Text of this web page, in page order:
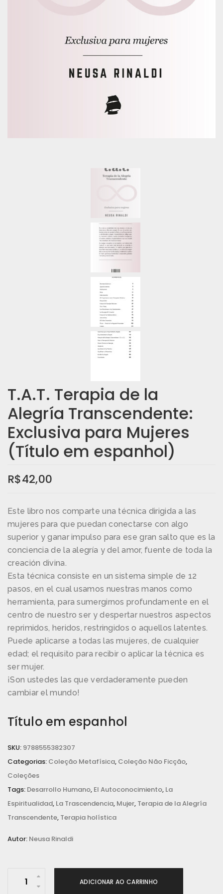
T.A.T. Terapia de la
Alegría Transcendente:
Exclusiva para Mujeres
(Título em espanhol)
R$42,00
Este libro nos comparte una técnica dirigida a las
mujeres para que puedan conectarse con algo
superior y ganar impulso para ese gran salto que es la
conciencia de la alegría y del amor, fuente de toda la
creación divina.
Esta técnica consiste en un sistema simple de 12
pasos, en el cual usamos nuestras manos como
herramienta, para sumergirnos profundamente en el
centro de nuestro ser y despertar nuestros aspectos
reprimidos, heridos, restringidos o aquellos latentes.
Puede aplicarse a todas las mujeres, de cualquier
edad; el requisito para recibir o aplicar la técnica es
ser mujer.
¡Son ustedes las que verdaderamente pueden
cambiar el mundo!
Título em espanhol
SKU: 9788555382307
Categorias: Coleção Metafísica, Coleção Não Ficção,
Coleções
Tags: Desarrollo Humano, El Autoconocimiento, La
Espiritualidad, La Trascendencia, Mujer, Terapia de la Alegría
Transcendente, Terapia holística
Autor: Neusa Rinaldi
ADICIONAR AO CARRINHO